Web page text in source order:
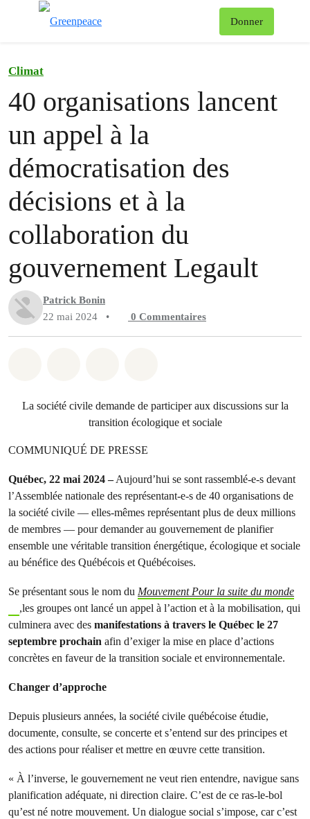
Donner
Climat
40 organisations lancent
un appel à la
démocratisation des
décisions et à la
collaboration du
gouvernement Legault
Patrick Bonin
22 mai 2024
• 0 Commentaires
La société civile demande de participer aux discussions sur la
transition écologique et sociale
COMMUNIQUÉ DE PRESSE
Québec, 22 mai 2024 –Aujourd’hui se sont rassemblé-e-s devant
l’Assemblée nationale des représentant-e-s de 40 organisations de
la société civile — elles-mêmes représentant plus de deux millions
de membres — pour demander au gouvernement de planifier
ensemble une véritable transition énergétique, écologique et sociale
au bénéfice des Québécois et Québécoises.
Se présentant sous le nom du Mouvement Pour la suite du monde
,les groupes ont lancé un appel à l’action et à la mobilisation, qui
culminera avec des manifestations à travers le Québec le 27
septembre prochain afin d’exiger la mise en place d’actions
concrètes en faveur de la transition sociale et environnementale.
Changer d’approche
Depuis plusieurs années, la société civile québécoise étudie,
documente, consulte, se concerte et s’entend sur des principes et
des actions pour réaliser et mettre en œuvre cette transition.
« À l’inverse, le gouvernement ne veut rien entendre, navigue sans
planification adéquate, ni direction claire. C’est de ce ras-le-bol
qu’est né notre mouvement. Un dialogue social s’impose, car c’est